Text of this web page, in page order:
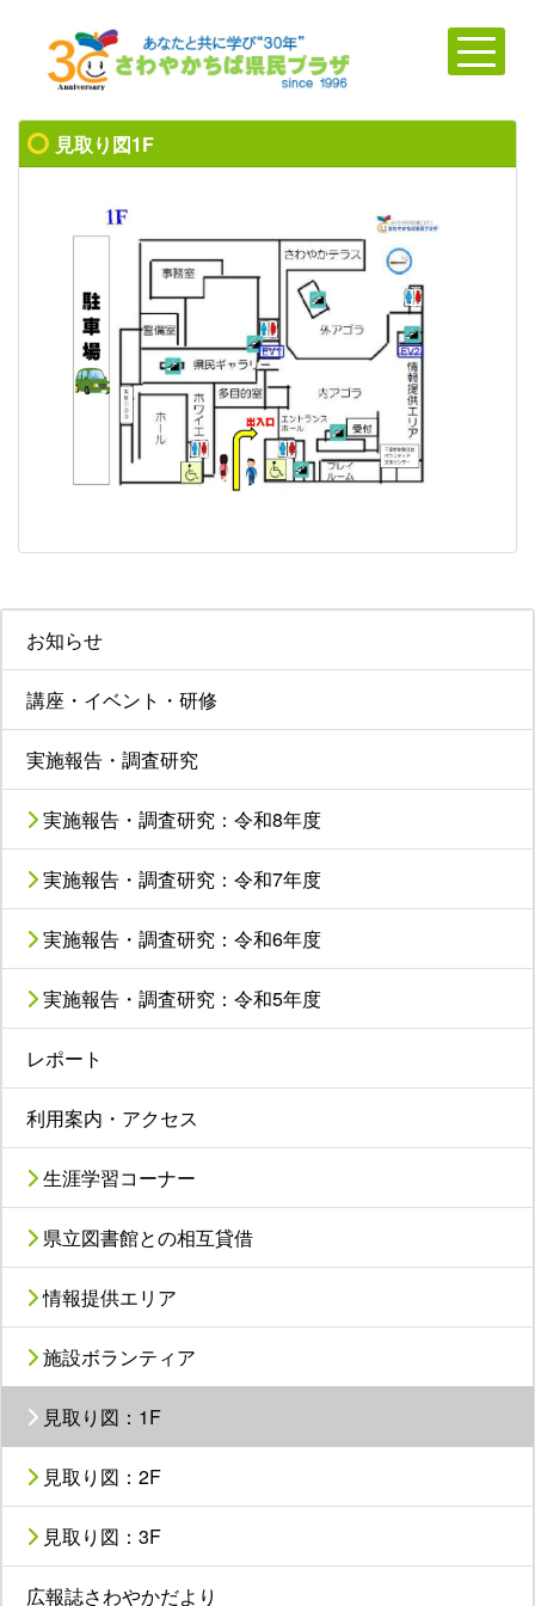
お知らせ
講座・イベント・研修
実施報告・調査研究
実施報告・調査研究：令和8年度
実施報告・調査研究：令和7年度
実施報告・調査研究：令和6年度
実施報告・調査研究：令和5年度
レポート
利用案内・アクセス
生涯学習コーナー
県立図書館との相互貸借
情報提供エリア
施設ボランティア
見取り図：1F
見取り図：2F
見取り図：3F
広報誌さわやかだより
見取り図1F